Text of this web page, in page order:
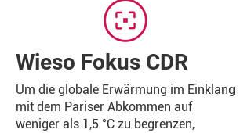
Wieso Fokus CDR
Um die globale Erwärmung im Einklang
mit dem Pariser Abkommen auf
weniger als 1,5 °C zu begrenzen,